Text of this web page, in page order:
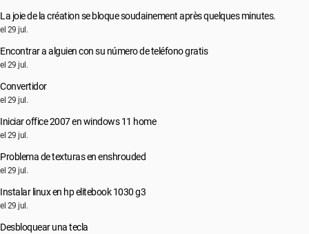
La joie de la création se bloque soudainement après quelques minutes.
el 29 jul.
Encontrar a alguien con su número de teléfono gratis
el 29 jul.
Convertidor
el 29 jul.
Iniciar office 2007 en windows 11 home
el 29 jul.
Problema de texturas en enshrouded
el 29 jul.
Instalar linux en hp elitebook 1030 g3
el 29 jul.
Desbloquear una tecla